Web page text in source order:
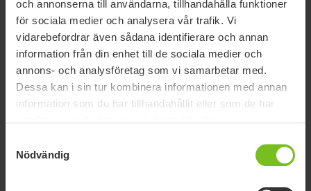
och annonserna till användarna, tillhandahålla funktioner
för sociala medier och analysera vår trafik. Vi
vidarebefordrar även sådana identifierare och annan
information från din enhet till de sociala medier och
annons- och analysföretag som vi samarbetar med.
Dessa kan i sin tur kombinera informationen med annan
information som du har tillhandahållit eller som de har
Nödvändig
lämplig översättning.
Typ av dokument
Val av dokument
Rensa filter
Svanhalsstag-system - 9996099000